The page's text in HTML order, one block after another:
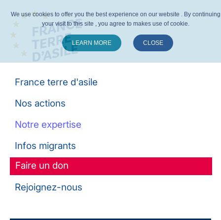
France terre d'asile
Nos actions
Notre expertise
Infos migrants
Faire un don
Rejoignez-nous
We use cookies to offer you the best experience on our website . By continuing
your visit to this site , you agree to makes use of cookie.
LEARN MORE CLOSE